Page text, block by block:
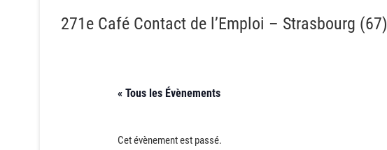
271e Café Contact de l’Emploi – Strasbourg (67)
« Tous les Évènements
Cet évènement est passé.